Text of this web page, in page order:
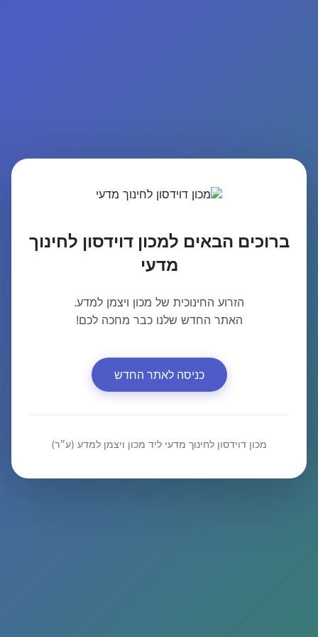
ברוכים הבאים למכון דוידסון לחינוך
מדעי
הזרוע החינוכית של מכון ויצמן למדע.
האתר החדש שלנו כבר מחכה לכם!
כניסה לאתר החדש
מכון דוידסון לחינוך מדעי ליד מכון ויצמן למדע (ע״ר)